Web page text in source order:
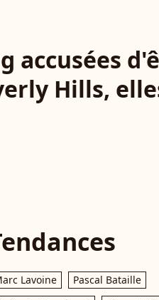
accusées
Hills,
Lavoine
Pascal Bataille